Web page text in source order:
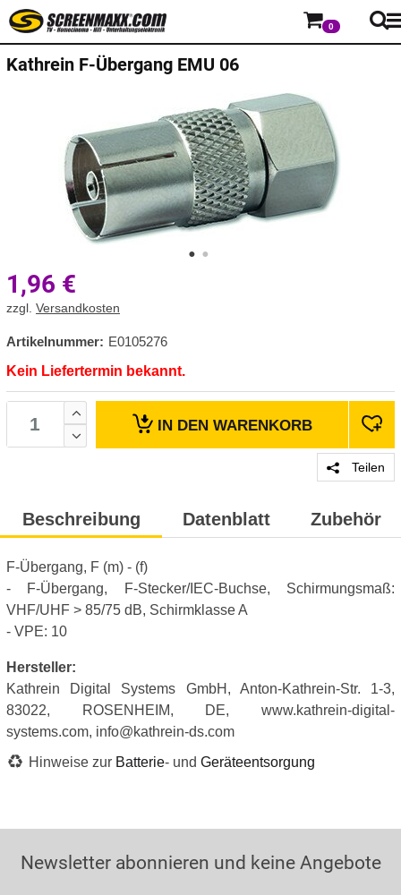
0
Kathrein F-Übergang EMU 06
1,96 €
zzgl. Versandkosten
Artikelnummer: E0105276
Kein Liefertermin bekannt.
IN DEN WARENKORB
Teilen
Beschreibung Datenblatt Zubehör
F-Übergang, F (m) - (f)
- F-Übergang, F-Stecker/IEC-Buchse, Schirmungsmaß:
VHF/UHF > 85/75 dB, Schirmklasse A
- VPE: 10
Hersteller:
Kathrein Digital Systems GmbH, Anton-Kathrein-Str. 1-3,
83022, ROSENHEIM, DE, www.kathrein-digital-
systems.com, info@kathrein-ds.com
Hinweise zur Batterie- und Geräteentsorgung
Newsletter abonnieren und keine Angebote